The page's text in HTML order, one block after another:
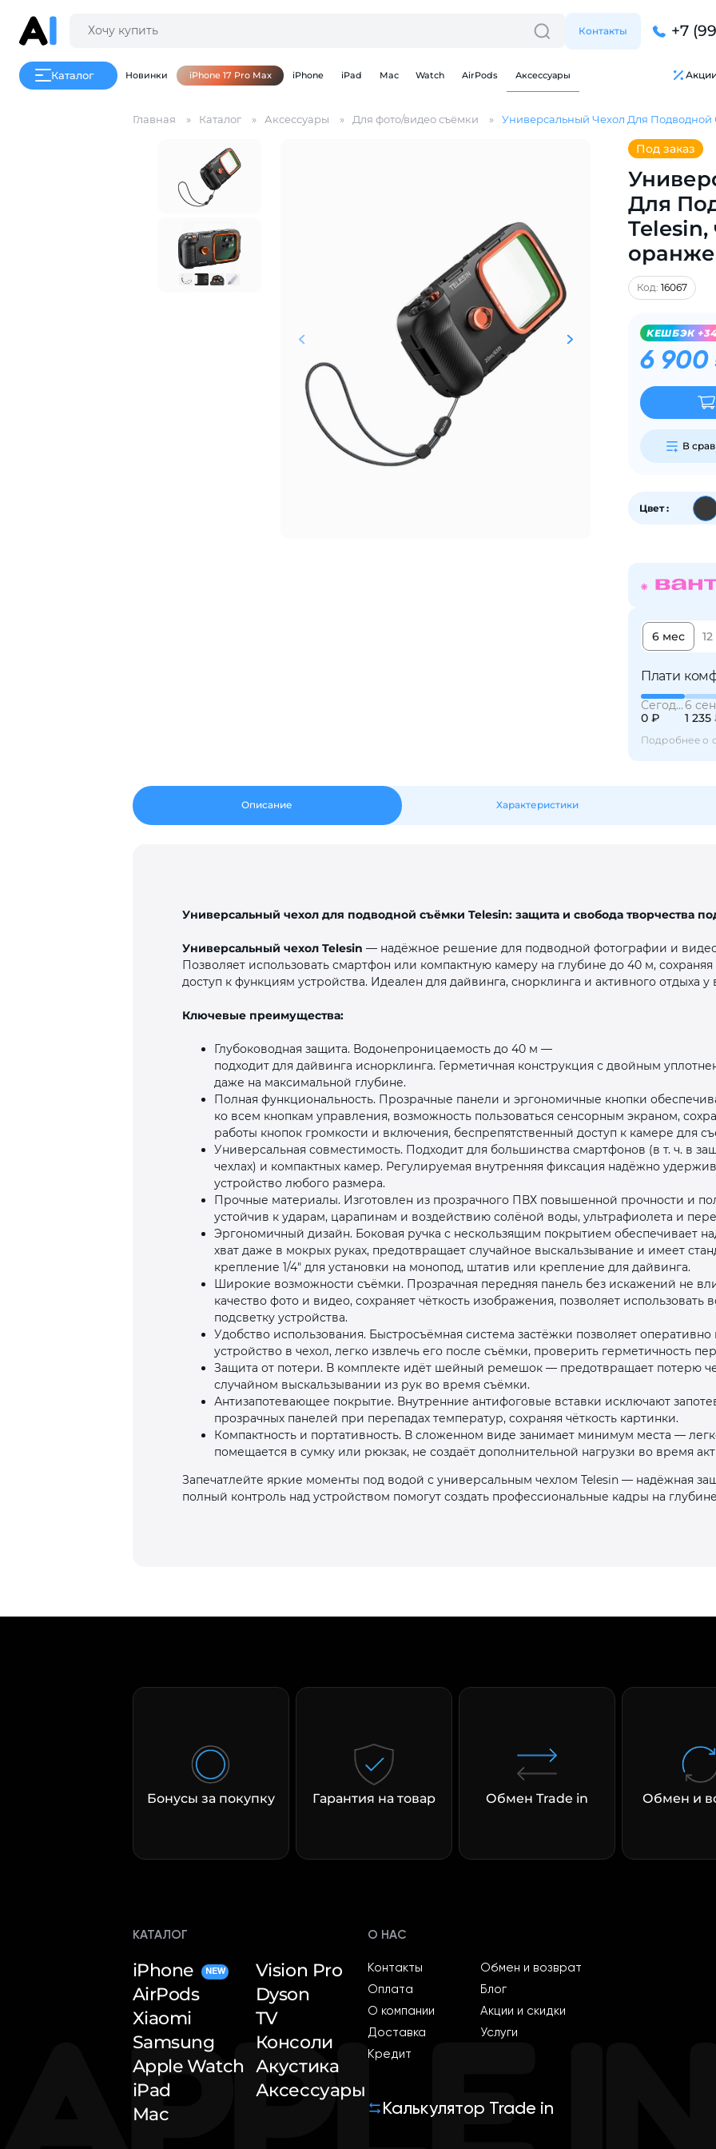
Контакты +7
Каталог Новинки iPhone 17 Pro Max iPhone iPad Mac Watch AirPods Аксессуары
Главная Каталог Аксессуары Для фото/видео съёмки Универсальный Чехол Для Подводной
Под заказ
Для
Код: 16067
KЕШБЭК
6 900
В
Цвет :
6 мес
Плати
Сегодня
0 ₽
6
1 235
Подробнее о
Описание Характеристики
Универсальный чехол для подводной съёмки Telesin: защита и свобода творчества
Универсальный чехол Telesin — надёжное решение для подводной фотографии и
Позволяет использовать смартфон или компактную камеру на глубине до 40 м,
доступ к функциям устройства. Идеален для дайвинга, снорклинга и активного отдыха у
Ключевые преимущества:
Глубоководная защита. Водонепроницаемость до 40 м —
подходит для дайвинга иснорклинга. Герметичная конструкция с двойным
даже на максимальной глубине.
Полная функциональность. Прозрачные панели и эргономичные кнопки
ко всем кнопкам управления, возможность пользоваться сенсорным экраном,
работы кнопок громкости и включения, беспрепятственный доступ к камере для
Универсальная совместимость. Подходит для большинства смартфонов (в т. ч. в
чехлах) и компактных камер. Регулируемая внутренняя фиксация надёжно
устройство любого размера.
Прочные материалы. Изготовлен из прозрачного ПВХ повышенной прочности и
устойчив к ударам, царапинам и воздействию солёной воды, ультрафиолета и
Эргономичный дизайн. Боковая ручка с нескользящим покрытием обеспечивает
хват даже в мокрых руках, предотвращает случайное выскальзывание и имеет
крепление 1/4" для установки на монопод, штатив или крепление для дайвинга.
Широкие возможности съёмки. Прозрачная передняя панель без искажений не
качество фото и видео, сохраняет чёткость изображения, позволяет использовать
подсветку устройства.
Удобство использования. Быстросъёмная система застёжки позволяет оперативно
устройство в чехол, легко извлечь его после съёмки, проверить герметичность
Защита от потери. В комплекте идёт шейный ремешок — предотвращает потерю
случайном выскальзывании из рук во время съёмки.
Антизапотевающее покрытие. Внутренние антифоговые вставки исключают
прозрачных панелей при перепадах температур, сохраняя чёткость картинки.
Компактность и портативность. В сложенном виде занимает минимум места —
помещается в сумку или рюкзак, не создаёт дополнительной нагрузки во время
Запечатлейте яркие моменты под водой с универсальным чехлом Telesin — надёжная
полный контроль над устройством помогут создать профессиональные кадры на
Бонусы за покупку Гарантия на товар Обмен Trade in Обмен и
КАТАЛОГ
iPhone NEW
AirPods
Xiaomi
Samsung
Apple Watch
iPad
Mac
Vision Pro
Dyson
TV
Консоли
Акустика
Аксессуары
О НАС
Контакты
Оплата
О компании
Доставка
Кредит
Обмен и возврат
Блог
Акции и скидки
Услуги
Калькулятор Trade in
Для клиентов всех банков
Разбейтеоплату
на частибез переплат
График платежей
25%
раз в 2
недели
раз в 2 недели
Остались вопросы?